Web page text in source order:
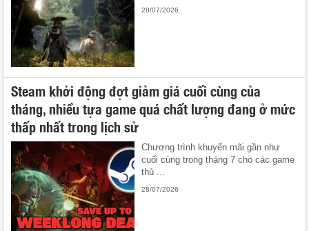
28/07/2026
Steam khởi động đợt giảm giá cuối cùng của
tháng, nhiều tựa game quá chất lượng đang ở mức
thấp nhất trong lịch sử
Chương trình khuyến mãi gần như
cuối cùng trong tháng 7 cho các game
thủ ...
28/07/2026